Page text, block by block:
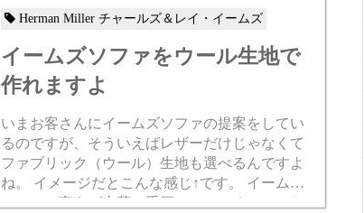
Herman Miller チャールズ＆レイ・イームズ
イームズソファをウール生地で
作れますよ
いまお客さんにイームズソファの提案をしてい
るのですが、そういえばレザーだけじゃなくて
ファブリック（ウール）生地も選べるんですよ
ね。 イメージだとこんな感じ↑です。 イームズ
ソファと言えば本革で重厚でとにかくスマート